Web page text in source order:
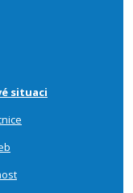
situaci